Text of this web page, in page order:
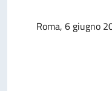
Roma, 6 giugno